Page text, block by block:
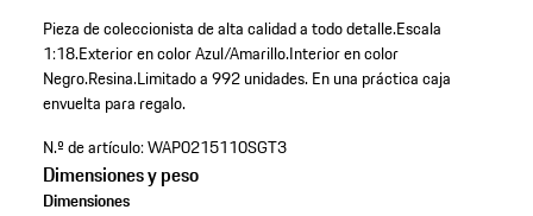
Pieza de coleccionista de alta calidad a todo detalle.Escala
1:18.Exterior en color Azul/Amarillo.Interior en color
Negro.Resina.Limitado a 992 unidades.En una práctica caja
envuelta para regalo.
N.º de artículo:WAP0215110SGT3
Dimensiones y peso
Dimensiones